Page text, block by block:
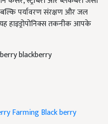
हाइड्रोपोनिक्स तकनीक आपके